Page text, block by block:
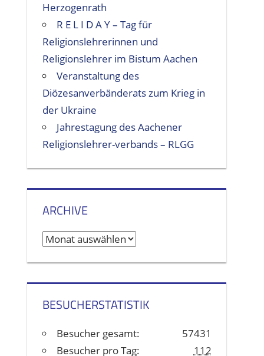
Herzogenrath
R E L I D A Y – Tag für
Religionslehrerinnen und
Religionslehrer im Bistum Aachen
Veranstaltung des
Diözesanverbänderats zum Krieg in
der Ukraine
Jahrestagung des Aachener
Religionslehrer-verbands – RLGG
ARCHIVE
A
iBESUCHERSTATISTIK
57431
Besucher gesamt:
112
Besucher pro Tag: